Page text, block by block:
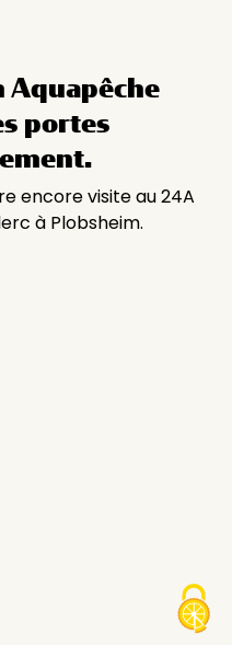
Aquapêche
portes
encore visite au 24A
à Plobsheim.